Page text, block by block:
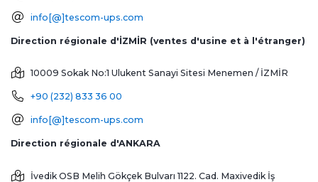
info[@]tescom-ups.com
Direction régionale d'İZMİR (ventes d'usine et à l'étranger)
10009 Sokak No:1 Ulukent Sanayi Sitesi Menemen / İZMİR
+90 (232) 833 36 00
info[@]tescom-ups.com
Direction régionale d'ANKARA
İvedik OSB Melih Gökçek Bulvarı 1122. Cad. Maxivedik İş